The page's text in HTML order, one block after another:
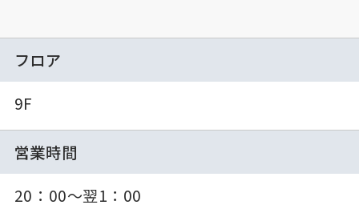
フロア
9F
営業時間
20：00～翌1：00